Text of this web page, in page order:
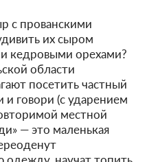
с прованскими
их сыром
кедровыми орехами?
области
посетить частный
говори (с ударением
местной
— это маленькая